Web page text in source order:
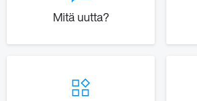
Mitä uutta?